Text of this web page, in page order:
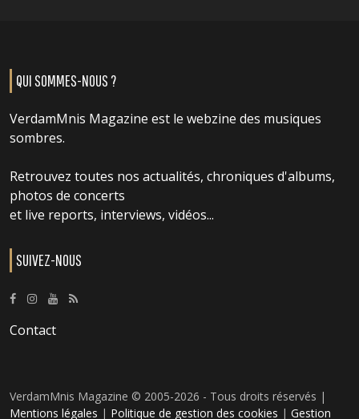
QUI SOMMES-NOUS ?
VerdamMnis Magazine est le webzine des musiques
sombres.
Retrouvez toutes nos actualités, chroniques d'albums,
photos de concerts
et live reports, interviews, vidéos...
SUIVEZ-NOUS
Contact
VerdamMnis Magazine © 2005-2026 - Tous droits réservés |
Mentions légales | Politique de gestion des cookies | Gestion